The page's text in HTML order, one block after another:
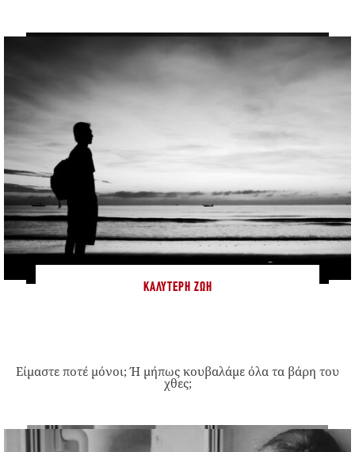
ΚΑΛΎΤΕΡΗ ΖΩΉ
Είμαστε ποτέ μόνοι; Ή μήπως κουβαλάμε όλα τα βάρη του
χθες;